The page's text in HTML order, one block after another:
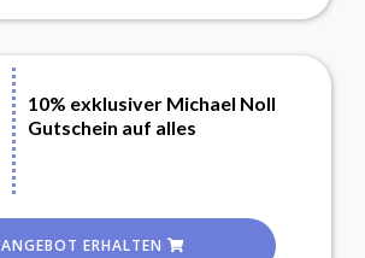
10% exklusiver Michael Noll
Gutschein auf alles
ANGEBOT ERHALTEN